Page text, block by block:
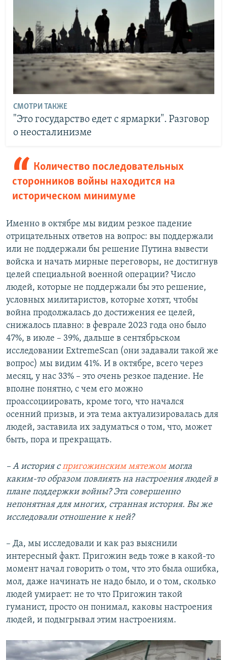
СМОТРИ ТАКЖЕ
"Это государство едет с ярмарки". Разговор
о неосталинизме
Количество последовательных
сторонников войны находится на
историческом минимуме
Именно в октябре мы видим резкое падение
отрицательных ответов на вопрос: вы поддержали
или не поддержали бы решение Путина вывести
войска и начать мирные переговоры, не достигнув
целей специальной военной операции? Число
людей, которые не поддержали бы это решение,
условных милитаристов, которые хотят, чтобы
война продолжалась до достижения ее целей,
снижалось плавно: в феврале 2023 года оно было
47%, в июле – 39%, дальше в сентябрьском
исследовании ExtremeScan (они задавали такой же
вопрос) мы видим 41%. И в октябре, всего через
месяц, у нас 33% – это очень резкое падение. Не
вполне понятно, с чем его можно
проассоциировать, кроме того, что начался
осенний призыв, и эта тема актуализировалась для
людей, заставила их задуматься о том, что, может
быть, пора и прекращать.
– А история спригожинским мятежоммогла
каким-то образом повлиять на настроения людей в
плане поддержки войны? Эта совершенно
непонятная для многих, странная история. Вы же
исследовали отношение к ней?
– Да, мы исследовали и как раз выяснили
интересный факт. Пригожин ведь тоже в какой-то
момент начал говорить о том, что это была ошибка,
мол, даже начинать не надо было, и о том, сколько
людей умирает: не то что Пригожин такой
гуманист, просто он понимал, каковы настроения
людей, и подыгрывал этим настроениям.